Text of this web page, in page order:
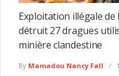
Exploitation illégale de
détruit 27 dragues
minière clandestine
By Mamadou Nancy Fall